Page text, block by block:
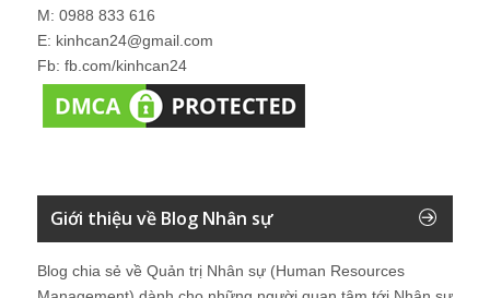
M: 0988 833 616
E: kinhcan24@gmail.com
Fb: fb.com/kinhcan24
Giới thiệu về Blog Nhân sự
Blog chia sẻ về Quản trị Nhân sự (Human Resources